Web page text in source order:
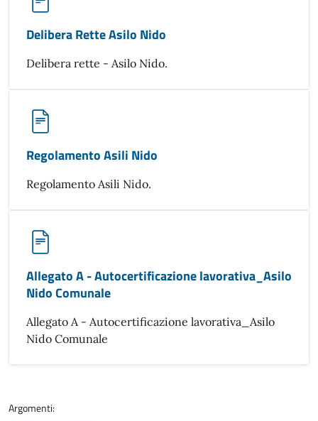
Delibera Rette Asilo Nido
Delibera rette - Asilo Nido.
Regolamento Asili Nido
Regolamento Asili Nido.
Allegato A - Autocertificazione lavorativa_Asilo
Nido Comunale
Allegato A - Autocertificazione lavorativa_Asilo
Nido Comunale
Argomenti: